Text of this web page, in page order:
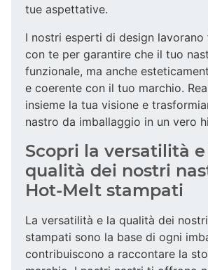
tue aspettative.
I nostri esperti di design
con te per garantire che il tuo
funzionale, ma anche
e coerente con il tuo marchio.
insieme la tua visione e
nastro da imballaggio in un vero
Scopri la versatilità e
qualità dei nostri
Hot-Melt stampati
La versatilità e la qualità dei
stampati sono la base di ogni
contribuiscono a raccontare la